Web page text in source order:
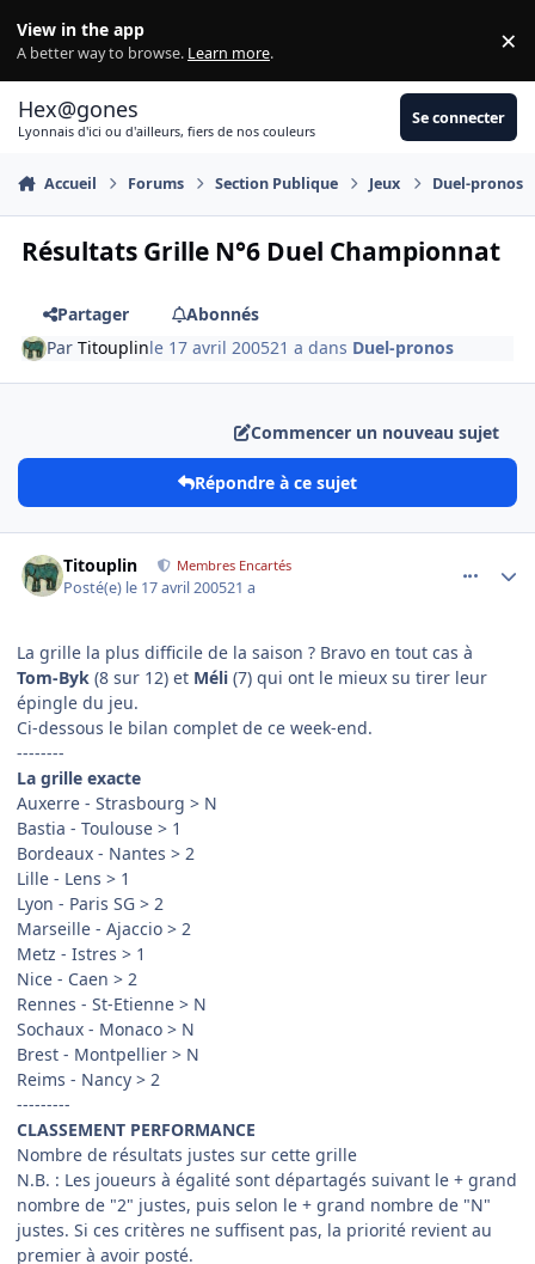
View in the app
A better way to browse. Learn more. ×
Hex@gones
Lyonnais d'ici ou d'ailleurs, fiers de nos couleurs
Se connecter
Accueil Forums Section Publique Jeux Duel-pronos
Résultats Grille N°6 Duel Championnat
Partager
Abonnés
ParTitouplinle 17 avril 200521 a dans Duel-pronos
Commencer un nouveau sujet
Répondre à ce sujet
Titouplin Membres Encartés
Posté(e) le 17 avril 200521 a
La grille la plus difficile de la saison ? Bravo en tout cas à
Tom-Byk (8 sur 12) et Méli (7) qui ont le mieux su tirer leur
épingle du jeu.
Ci-dessous le bilan complet de ce week-end.
--------
La grille exacte
Auxerre - Strasbourg > N
Bastia - Toulouse > 1
Bordeaux - Nantes > 2
Lille - Lens > 1
Lyon - Paris SG > 2
Marseille - Ajaccio > 2
Metz - Istres > 1
Nice - Caen > 2
Rennes - St-Etienne > N
Sochaux - Monaco > N
Brest - Montpellier > N
Reims - Nancy > 2
---------
CLASSEMENT PERFORMANCE
Nombre de résultats justes sur cette grille
N.B. : Les joueurs à égalité sont départagés suivant le + grand
nombre de "2" justes, puis selon le + grand nombre de "N"
justes. Si ces critères ne suffisent pas, la priorité revient au
premier à avoir posté.